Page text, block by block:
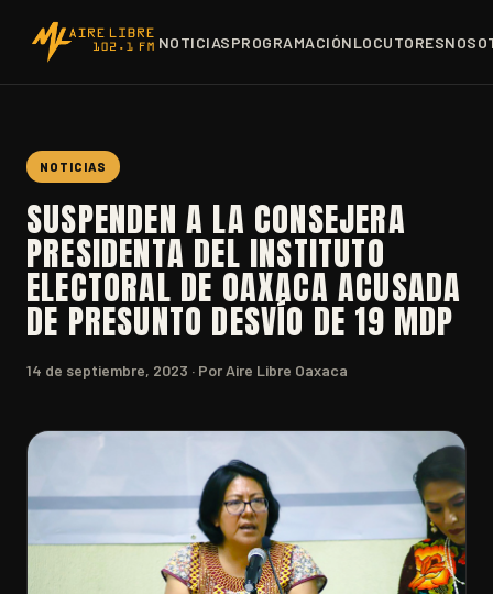
NOTICIASPROGRAMACIÓNLOCUTORES
NOTICIAS
SUSPENDEN A LA CONSEJERA
PRESIDENTA DEL INSTITUTO
ELECTORAL DE OAXACA ACUSADA
DE PRESUNTO DESVÍO DE 19 MDP
14 de septiembre, 2023 · Por Aire Libre Oaxaca